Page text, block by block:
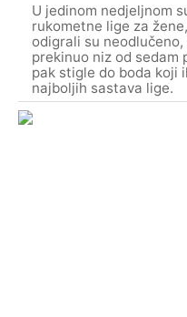
U jedinom nedjeljnom
rukometne lige za
odigrali su
prekinuo niz od sedam
pak stigle do boda koji
najboljih sastava lige.